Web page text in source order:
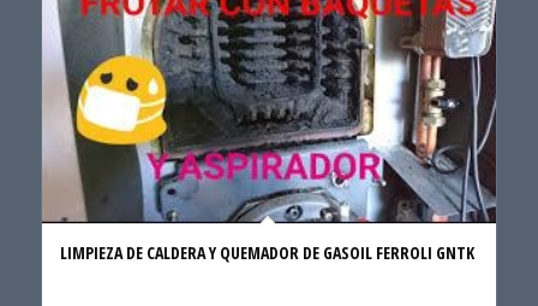
LIMPIEZA DE CALDERA Y QUEMADOR DE GASOIL FERROLI GNTK